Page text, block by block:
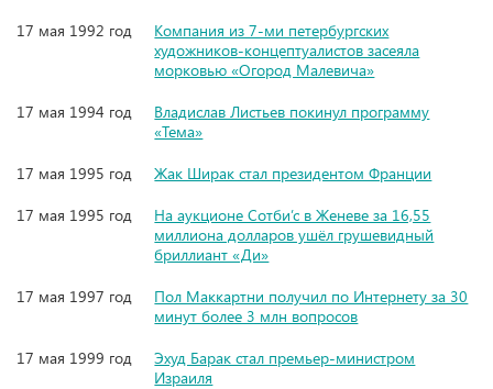
17 мая 1992 год
Компания из 7-ми петербургских
художников-концептуалистов засеяла
морковью «Огород Малевича»
17 мая 1994 год
Владислав Листьев покинул программу
«Тема»
17 мая 1995 год
Жак Ширак стал президентом Франции
17 мая 1995 год
На аукционе Сотби’с в Женеве за 16,55
миллиона долларов ушёл грушевидный
бриллиант «Ди»
17 мая 1997 год
Пол Маккартни получил по Интернету за 30
минут более 3 млн вопросов
17 мая 1999 год
Эхуд Барак стал премьер-министром
Израиля